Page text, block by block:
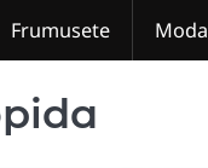
Frumusete Moda